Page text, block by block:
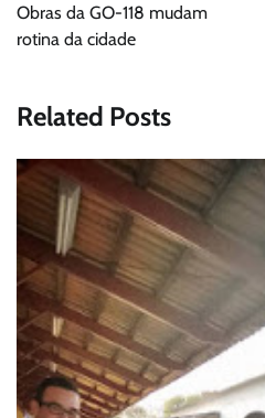
Post
Obras da GO-118 mudam
rotina da cidade
Related Posts